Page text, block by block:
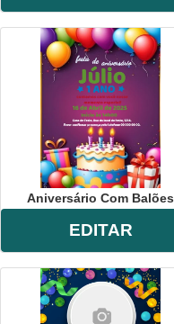
Aniversário Com Balões
EDITAR